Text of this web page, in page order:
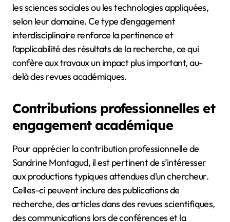
les sciences sociales ou les technologies appliquées,
selon leur domaine. Ce type d’engagement
interdisciplinaire renforce la pertinence et
l’applicabilité des résultats de la recherche, ce qui
confère aux travaux un impact plus important, au-
delà des revues académiques.
Contributions professionnelles et
engagement académique
Pour apprécier la contribution professionnelle de
Sandrine Montagud, il est pertinent de s’intéresser
aux productions typiques attendues d’un chercheur.
Celles-ci peuvent inclure des publications de
recherche, des articles dans des revues scientifiques,
des communications lors de conférences et la